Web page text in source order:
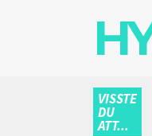
VISSTE
DU
ATT...